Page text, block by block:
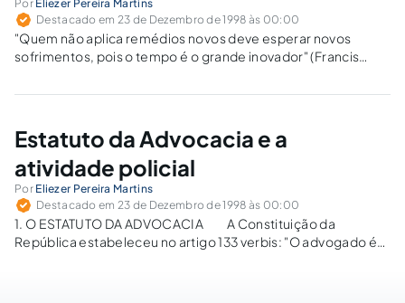
Por Eliezer Pereira Martins
Destacado em 23 de Dezembro de 1998 às 00:00
"Quem não aplica remédios novos deve esperar novos
sofrimentos, pois o tempo é o grande inovador" (Francis
menor intensidade influência do princípio político vigente
Estatuto da Advocacia e a
atividade policial
Por Eliezer Pereira Martins
Destacado em 23 de Dezembro de 1998 às 00:00
1. O ESTATUTO DA ADVOCACIA A Constituição da
República estabeleceu no artigo 133 verbis: "O advogado é